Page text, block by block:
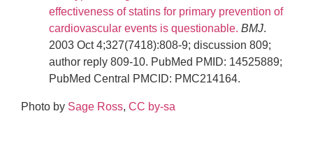
effectiveness of statins for primary prevention of
cardiovascular events is questionable. BMJ.
2003 Oct 4;327(7418):808-9; discussion 809;
author reply 809-10. PubMed PMID: 14525889;
PubMed Central PMCID: PMC214164.
Photo by Sage Ross, CC by-sa